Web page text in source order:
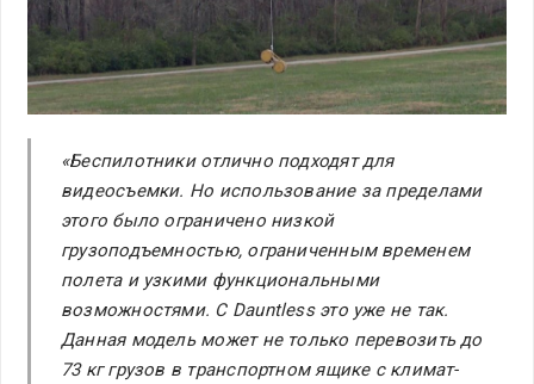
«Беспилотники отлично подходят для
видеосъемки. Но использование за пределами
этого было ограничено низкой
грузоподъемностью, ограниченным временем
полета и узкими функциональными
возможностями. С Dauntless это уже не так.
Данная модель может не только перевозить до
73 кг грузов в транспортном ящике с климат-